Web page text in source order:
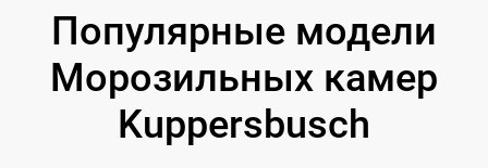
Популярные модели
Морозильных камер
Kuppersbusch